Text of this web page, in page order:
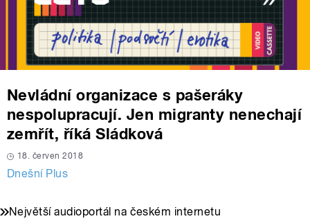
Nevládní organizace s pašeráky
nespolupracují. Jen migranty nenechají
zemřít, říká Sládková
18. červen 2018
Dnešní Plus
Největší audioportál na českém internetu